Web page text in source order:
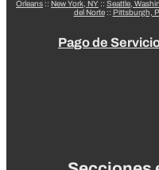
Orleans :: New York, NY :: Seattle,
del Norte:: Pittsburgh,
Pago de